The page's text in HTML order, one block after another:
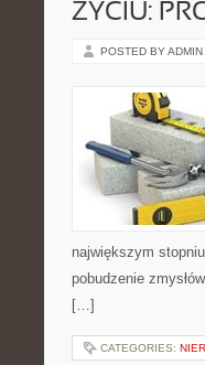
ŻYCIU:
POSTED BY ADMIN
największym
pobudzenie
[…]
CATEGORIES: